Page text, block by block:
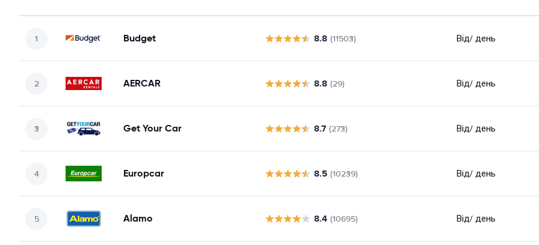
Budget 8.8 (11503) Від/ день
AERCAR 8.8 (29) Від/ день
Get Your Car 8.7 (273) Від/ день
Europcar 8.5 (10239) Від/ день
Alamo 8.4 (10695) Від/ день